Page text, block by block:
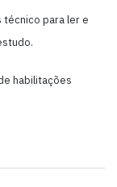
técnico para ler e
habilitações